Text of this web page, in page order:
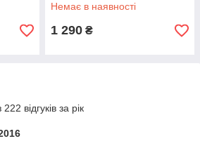
Немає в наявності
1 290 ₴
відгуків за рік